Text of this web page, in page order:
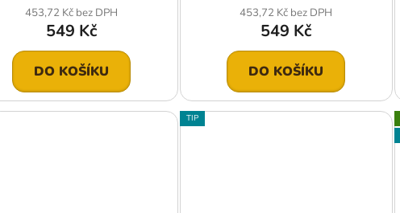
453,72 Kč bez DPH
549 Kč
DO KOŠÍKU
453,72 Kč bez DPH
549 Kč
DO KOŠÍKU
TIP